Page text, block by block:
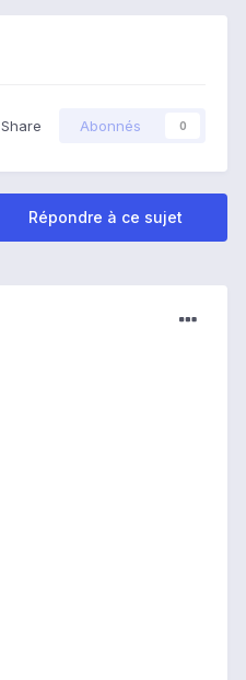
Share Abonnés 0
Répondre à ce sujet